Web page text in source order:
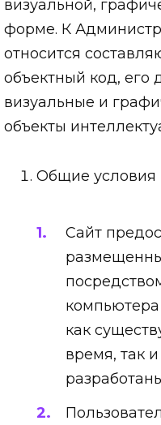
визуальной,
форме. К
относится
объектный код, его
визуальные и
объекты
Общие условия
Сайт
компьютера
как
время, так